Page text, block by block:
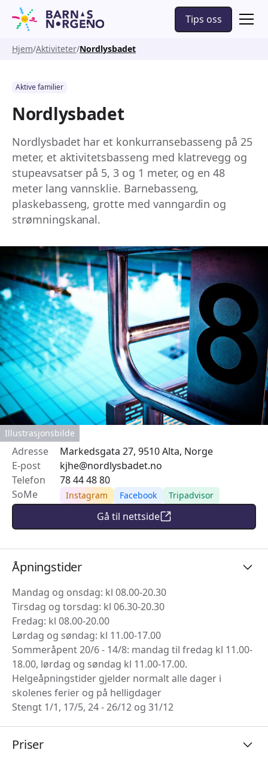
Tips oss
Hjem Aktiviteter Nordlysbadet
Aktive familier
Nordlysbadet
Nordlysbadet har et konkurransebasseng på 25
meter, et aktivitetsbasseng med klatrevegg og
stupeavsatser på 5, 3 og 1 meter, og en 48
meter lang vannsklie. Barnebasseng,
plaskebasseng, grotte med vanngardin og
strømningskanal.
Illustrasjonsbilde
Adresse
Markedsgata 27, 9510 Alta, Norge
E-post
kjhe@nordlysbadet.no
Telefon
78 44 48 80
SoMe
Instagram Facebook Tripadvisor
Gå til nettside
Åpningstider
Mandag og onsdag: kl 08.00-20.30
Tirsdag og torsdag: kl 06.30-20.30
Fredag: kl 08.00-20.00
Lørdag og søndag: kl 11.00-17.00
Sommeråpent 20/6 - 14/8: mandag til fredag kl 11.00-
18.00, lørdag og søndag kl 11.00-17.00.
Helgeåpningstider gjelder normalt alle dager i
skolenes ferier og på helligdager
Stengt 1/1, 17/5, 24 - 26/12 og 31/12
Priser